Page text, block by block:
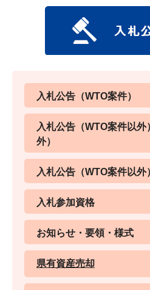
入札公告（WTO案件）
入札公告（WTO案件以外
外）
入札公告（WTO案件以外
入札参加資格
お知らせ・要領・様式
県有資産売却